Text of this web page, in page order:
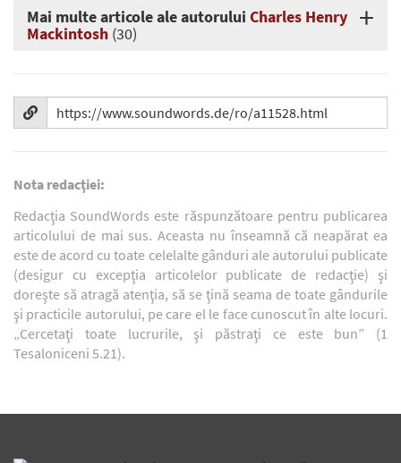
Mai multe articole ale autorului Charles Henry
Mackintosh (30)
Nota redacţiei:
Redacţia SoundWords este răspunzătoare pentru publicarea
articolului de mai sus. Aceasta nu înseamnă că neapărat ea
este de acord cu toate celelalte gânduri ale autorului publicate
(desigur cu excepţia articolelor publicate de redacţie) şi
doreşte să atragă atenţia, să se ţină seama de toate gândurile
şi practicile autorului, pe care el le face cunoscut în alte locuri.
„Cercetaţi toate lucrurile, şi păstraţi ce este bun” (1
Tesaloniceni 5.21).